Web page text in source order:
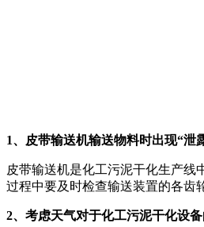
1、皮带输送机输送物料时出现“泄
皮带输送机是化工污泥干化生产
过程中要及时检查输送装置的各齿
2、考虑天气对于化工污泥干化设